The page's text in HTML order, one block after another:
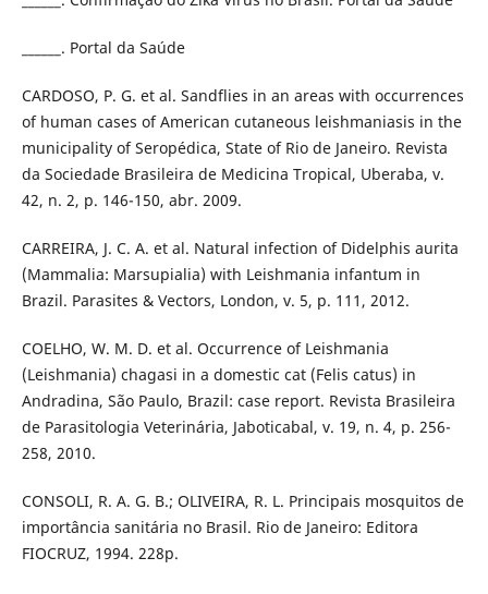
______. Portal da Saúde
CARDOSO, P. G. et al. Sandflies in an areas with occurrences
of human cases of American cutaneous leishmaniasis in the
municipality of Seropédica, State of Rio de Janeiro. Revista
da Sociedade Brasileira de Medicina Tropical, Uberaba, v.
42, n. 2, p. 146-150, abr. 2009.
CARREIRA, J. C. A. et al. Natural infection of Didelphis aurita
(Mammalia: Marsupialia) with Leishmania infantum in
Brazil. Parasites & Vectors, London, v. 5, p. 111, 2012.
COELHO, W. M. D. et al. Occurrence of Leishmania
(Leishmania) chagasi in a domestic cat (Felis catus) in
Andradina, São Paulo, Brazil: case report. Revista Brasileira
de Parasitologia Veterinária, Jaboticabal, v. 19, n. 4, p. 256-
258, 2010.
CONSOLI, R. A. G. B.; OLIVEIRA, R. L. Principais mosquitos de
importância sanitária no Brasil. Rio de Janeiro: Editora
FIOCRUZ, 1994. 228p.